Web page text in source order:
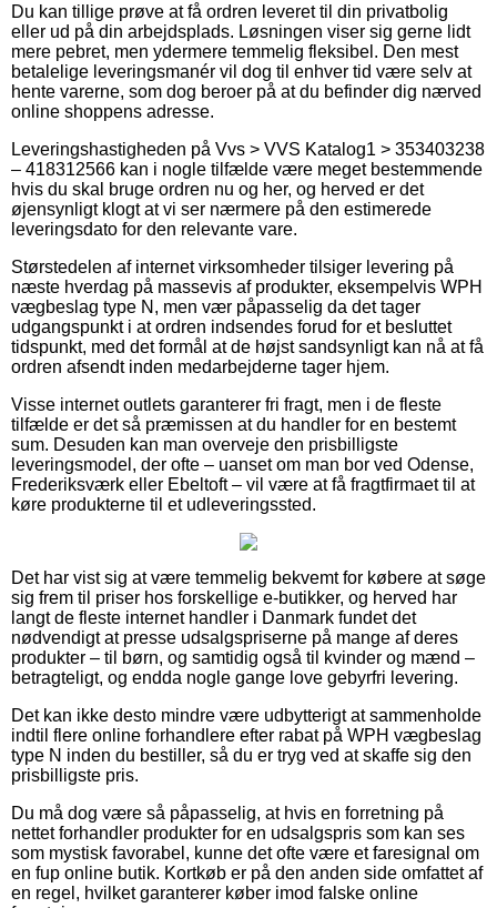
Du kan tillige prøve at få ordren leveret til din privatbolig
eller ud på din arbejdsplads. Løsningen viser sig gerne lidt
mere pebret, men ydermere temmelig fleksibel. Den mest
betalelige leveringsmanér vil dog til enhver tid være selv at
hente varerne, som dog beroer på at du befinder dig nærved
online shoppens adresse.
Leveringshastigheden på Vvs > VVS Katalog1 > 353403238
– 418312566 kan i nogle tilfælde være meget bestemmende
hvis du skal bruge ordren nu og her, og herved er det
øjensynligt klogt at vi ser nærmere på den estimerede
leveringsdato for den relevante vare.
Størstedelen af internet virksomheder tilsiger levering på
næste hverdag på massevis af produkter, eksempelvis WPH
vægbeslag type N, men vær påpasselig da det tager
udgangspunkt i at ordren indsendes forud for et besluttet
tidspunkt, med det formål at de højst sandsynligt kan nå at få
ordren afsendt inden medarbejderne tager hjem.
Visse internet outlets garanterer fri fragt, men i de fleste
tilfælde er det så præmissen at du handler for en bestemt
sum. Desuden kan man overveje den prisbilligste
leveringsmodel, der ofte – uanset om man bor ved Odense,
Frederiksværk eller Ebeltoft – vil være at få fragtfirmaet til at
køre produkterne til et udleveringssted.
Det har vist sig at være temmelig bekvemt for købere at søge
sig frem til priser hos forskellige e-butikker, og herved har
langt de fleste internet handler i Danmark fundet det
nødvendigt at presse udsalgspriserne på mange af deres
produkter – til børn, og samtidig også til kvinder og mænd –
betragteligt, og endda nogle gange love gebyrfri levering.
Det kan ikke desto mindre være udbytterigt at sammenholde
indtil flere online forhandlere efter rabat på WPH vægbeslag
type N inden du bestiller, så du er tryg ved at skaffe sig den
prisbilligste pris.
Du må dog være så påpasselig, at hvis en forretning på
nettet forhandler produkter for en udsalgspris som kan ses
som mystisk favorabel, kunne det ofte være et faresignal om
en fup online butik. Kortkøb er på den anden side omfattet af
en regel, hvilket garanterer køber imod falske online